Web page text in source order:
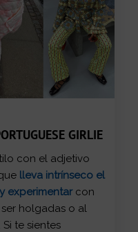
GIRLIE
con el adjetivo
lleva intrínseco el
experimentarcon
holgadas o al
te sientes